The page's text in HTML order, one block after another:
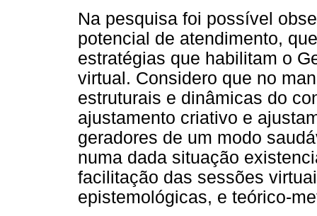
Na pesquisa foi possível
potencial de atendimento,
estratégias que habilitam o
virtual. Considero que no
estruturais e dinâmicas do
ajustamento criativo e
geradores de um modo
numa dada situação
facilitação das sessões
epistemológicas, e teórico-